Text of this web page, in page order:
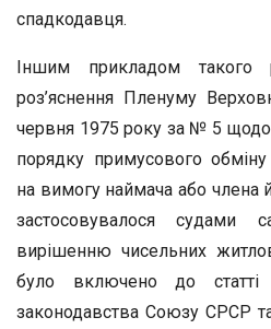
спадкодавця.
Іншим прикладом такого
роз’яснення Пленуму
червня 1975 року за № 5
порядку примусового
на вимогу наймача або члена
застосовувалося судами
вирішенню чисельних
було включено до
законодавства Союзу СРСР